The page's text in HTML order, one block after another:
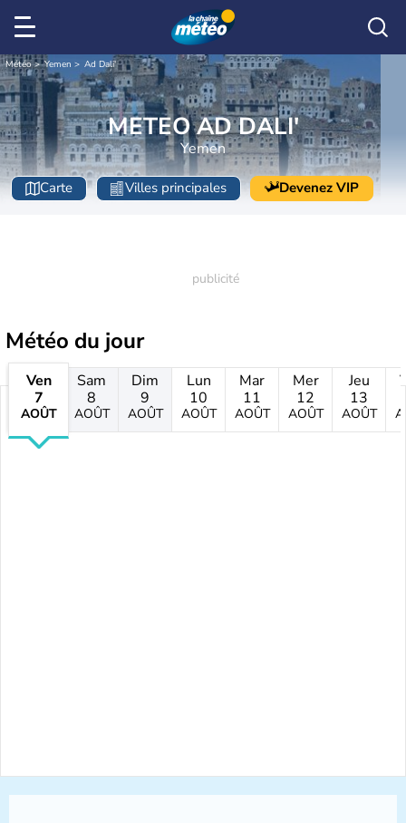
Météo Yemen Ad Dali'
METEO AD DALI'
Yemen
Carte Villes principales Devenez VIP
Météo du jour
Ven
7
AOÛT
Sam
8
AOÛT
Dim
9
AOÛT
Lun
10
AOÛT
Mar
11
AOÛT
Mer
12
AOÛT
Jeu
13
AOÛT